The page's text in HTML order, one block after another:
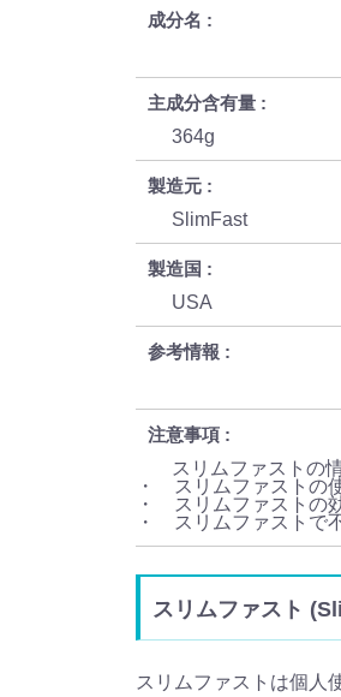
成分名
主成分含有量
364g
製造元
SlimFast
製造国
USA
参考情報
注意事項
スリムファストの
・ スリムファストの
・ スリムファストの
・ スリムファストで
スリムファスト
スリムファストは個人